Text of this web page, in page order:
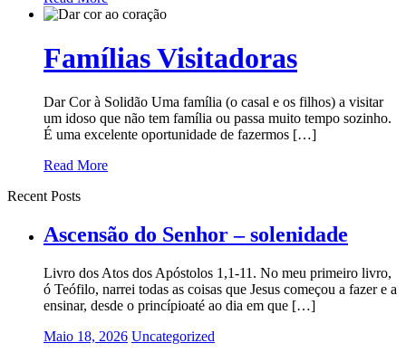
Famílias Visitadoras
Dar Cor à Solidão Uma família (o casal e os filhos) a visitar
um idoso que não tem família ou passa muito tempo sozinho.
É uma excelente oportunidade de fazermos […]
Read More
Recent Posts
Ascensão do Senhor – solenidade
Livro dos Atos dos Apóstolos 1,1-11. No meu primeiro livro,
ó Teófilo, narrei todas as coisas que Jesus começou a fazer e a
ensinar, desde o princípioaté ao dia em que […]
Maio 18, 2026 Uncategorized